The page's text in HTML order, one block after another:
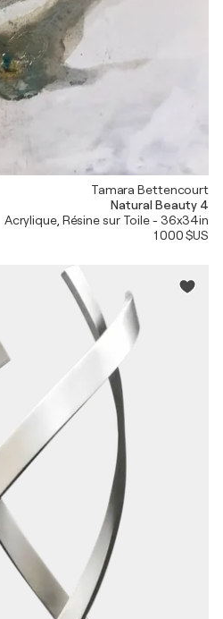
Tamara Bettencourt
Natural Beauty 4
Acrylique, Résine sur Toile - 36x34in
1 000 $US